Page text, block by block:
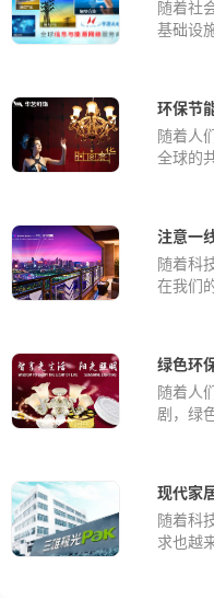
常常出
因此，
随着社
基础设
而，
随着人
全球的
种新
注意一
随着科
在我们
所、
患，如
等危险
们必须
随着人
剧，绿
在工
来越多
随着科
求也越
美化